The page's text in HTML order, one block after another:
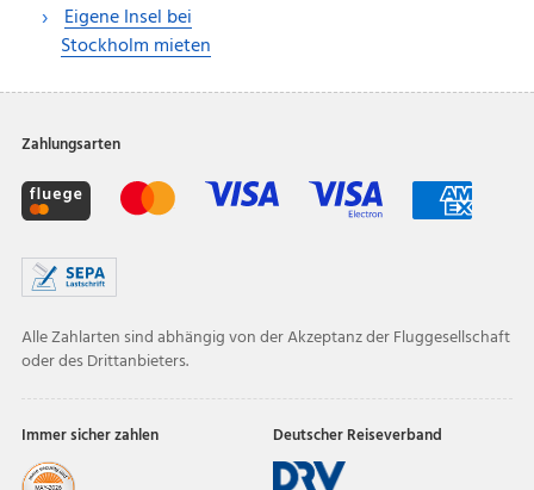
Eigene Insel bei
Stockholm mieten